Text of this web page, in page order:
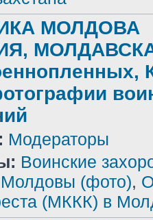
МОЛДОВА
Модераторы
Воинские
Молдовы (фото),
(МККК) в